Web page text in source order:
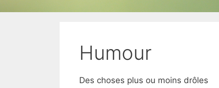
Humour
Des choses plus ou moins drôles